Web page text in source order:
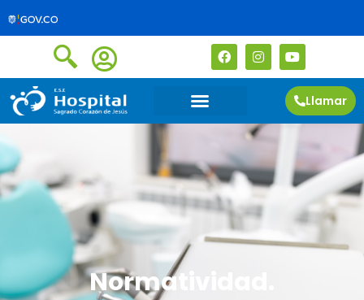
Llamar
Normatividad.